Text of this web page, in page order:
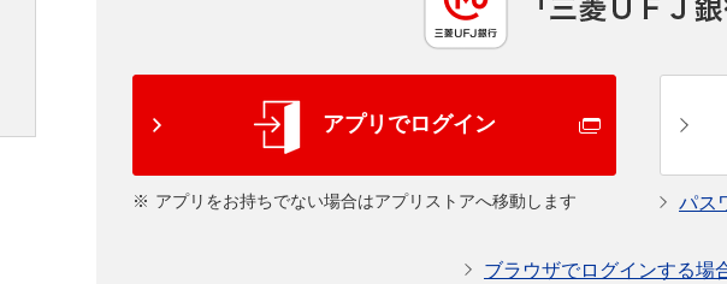
アプリでログイン
アプリをお持ちでない場合はアプリストアへ移動します パス
ブラウザでログインする場